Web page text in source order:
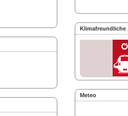
Klimafreundliche
Meteo